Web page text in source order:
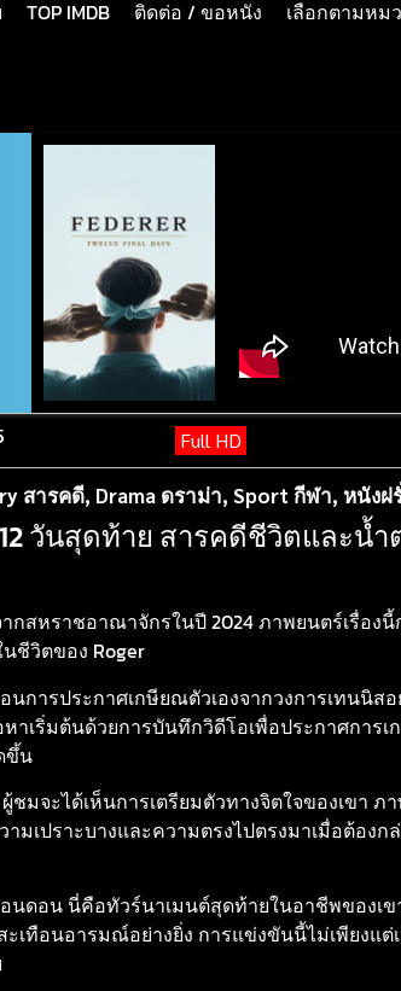
TOP IMDB ติดต่อ / ขอหนัง เลือกตามหม
Full HD
สารคดี, Drama ดราม่า, Sport กีฬา, หนังฝ
12 วันสุดท้าย สารคดีชีวิตและน้
สหราชอาณาจักรในปี 2024 ภาพยนตร์เรื่อง
ชีวิตของ Roger
ารประกาศเกษียณตัวเองจากวงการเทนนิส
เริ่มต้นด้วยการบันทึกวิดีโอเพื่อประกาศการเ
ขึ้น
มจะได้เห็นการเตรียมตัวทางจิตใจของเขา ภ
เปราะบางและความตรงไปตรงมาเมื่อต้องก
ดอน นี่คือทัวร์นาเมนต์สุดท้ายในอาชีพของเข
ทือนอารมณ์อย่างยิ่ง การแข่งขันนี้ไม่เพียงแต่